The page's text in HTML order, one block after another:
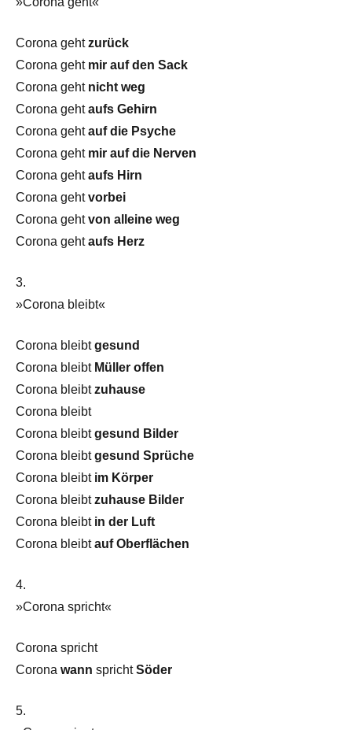
Corona gehtzurück
Corona geht mir auf den Sack
Corona geht nicht weg
Corona gehtaufs Gehirn
Corona gehtauf die Psyche
Corona geht mir auf die Nerven
Corona gehtaufs Hirn
Corona gehtvorbei
Corona gehtvon alleine weg
Corona gehtaufs Herz
3.
»Corona bleibt«
Corona bleibtgesund
Corona bleibt Müller offen
Corona bleibtzuhause
Corona bleibt
Corona bleibtgesund Bilder
Corona bleibtgesund Sprüche
Corona bleibt im Körper
Corona bleibtzuhause Bilder
Corona bleibt in der Luft
Corona bleibtauf Oberflächen
4.
»Corona spricht«
Corona spricht
Corona wann sprichtSöder
5.